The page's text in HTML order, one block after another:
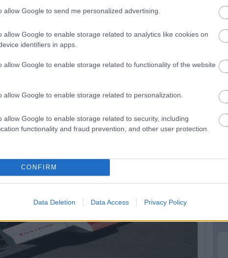
allow Google to send me personalized advertising.
allow Google to enable storage related to analytics like cookies on
identifiers in apps.
allow Google to enable storage related to functionality of the website
allow Google to enable storage related to personalization.
allow Google to enable storage related to security, including
functionality and fraud prevention, and other user protection.
CONFIRM
Data Deletion Data Access Privacy Policy
által futtatott Iso Marlborót és a két
helyen ért célba, ráadásul mindössze
a Brit Nagydíjon éppen hatszor ennyit